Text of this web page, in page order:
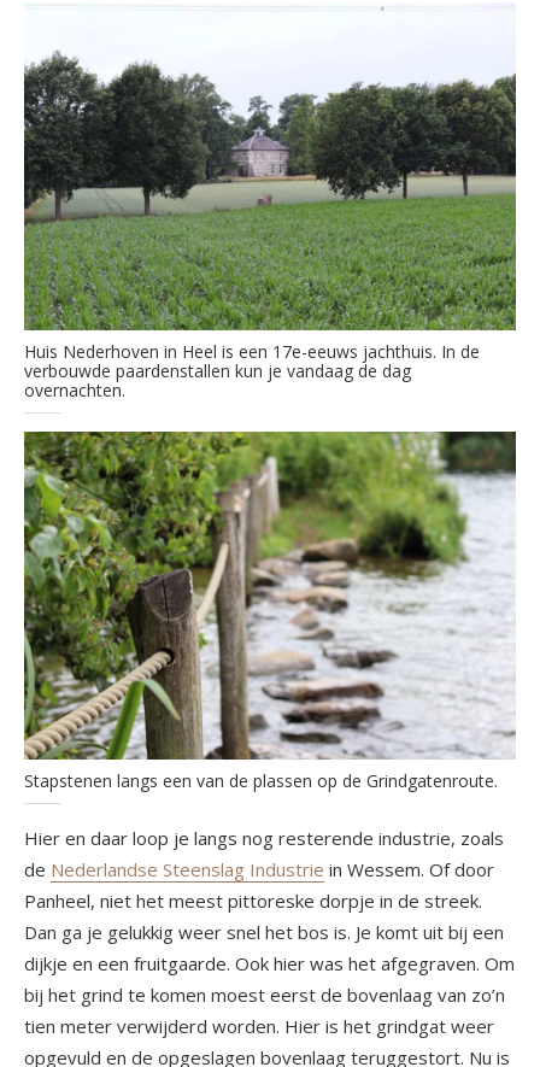
Huis Nederhoven in Heel is een 17e-eeuws jachthuis. In de
verbouwde paardenstallen kun je vandaag de dag
overnachten.
Stapstenen langs een van de plassen op de Grindgatenroute.
Hier en daar loop je langs nog resterende industrie, zoals
de Nederlandse Steenslag Industrie in Wessem. Of door
Panheel, niet het meest pittoreske dorpje in de streek.
Dan ga je gelukkig weer snel het bos is. Je komt uit bij een
dijkje en een fruitgaarde. Ook hier was het afgegraven. Om
bij het grind te komen moest eerst de bovenlaag van zo’n
tien meter verwijderd worden. Hier is het grindgat weer
opgevuld en de opgeslagen bovenlaag teruggestort. Nu is